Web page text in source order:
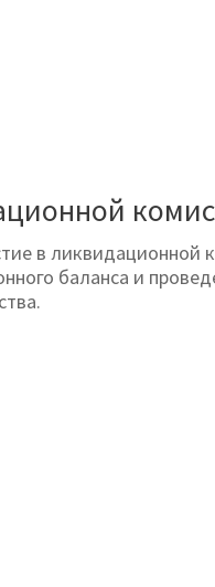
в ликвидационной
баланса и